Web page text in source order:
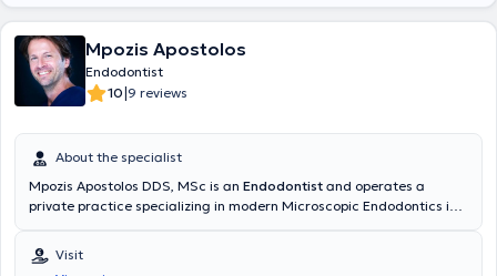
Mpozis Apostolos
Endodontist
10|9 reviews
About the specialist
Mpozis Apostolos DDS, MSc is an Endodontist and operates a
private practice specializing in modern Microscopic Endodontics in
London. He graduated from the Dental School of the National and
Kapodistrian University of Athens. He specializes in Endodontology
Visit